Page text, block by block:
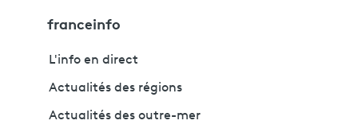
franceinfo
L'info en direct
Actualités des régions
Actualités des outre-mer